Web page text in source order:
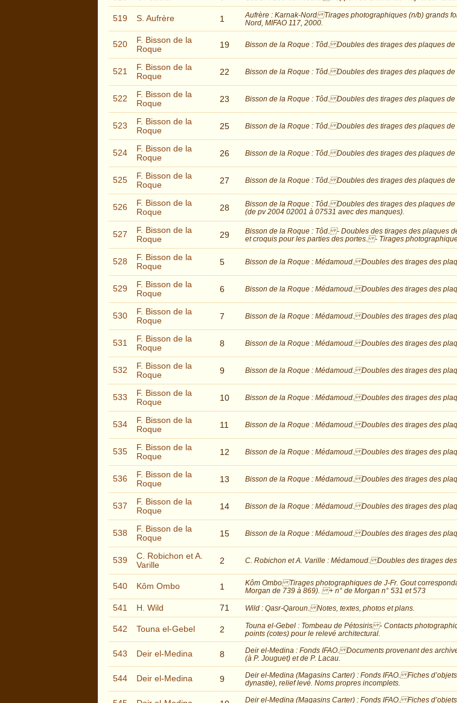
519 S. Aufrère 1
Aufrère : Karnak-Nord Tirages photographiques (n/b) grands
Nord, MIFAO 117, 2000.
520
F. Bisson de la
Roque
19 Bisson de la Roque : Tôd. Doubles des tirages des plaques de
521
F. Bisson de la
Roque
22 Bisson de la Roque : Tôd. Doubles des tirages des plaques de
522
F. Bisson de la
Roque
23 Bisson de la Roque : Tôd. Doubles des tirages des plaques de
523
F. Bisson de la
Roque
25 Bisson de la Roque : Tôd. Doubles des tirages des plaques de
524
F. Bisson de la
Roque
26 Bisson de la Roque : Tôd. Doubles des tirages des plaques de
525
F. Bisson de la
Roque
27 Bisson de la Roque : Tôd. Doubles des tirages des plaques
526
F. Bisson de la
Roque
28
Bisson de la Roque : Tôd. Doubles des tirages des plaques
(de pv 2004 02001 à 07531 avec des manques).
527
F. Bisson de la
Roque
29
Bisson de la Roque : Tôd. - Doubles des tirages des plaques
et croquis pour les parties des portes. - Tirages
528
F. Bisson de la
Roque
5 Bisson de la Roque : Médamoud. Doubles des tirages des
529
F. Bisson de la
Roque
6 Bisson de la Roque : Médamoud. Doubles des tirages des
530
F. Bisson de la
Roque
7 Bisson de la Roque : Médamoud. Doubles des tirages des
531
F. Bisson de la
Roque
8 Bisson de la Roque : Médamoud. Doubles des tirages des
532
F. Bisson de la
Roque
9 Bisson de la Roque : Médamoud. Doubles des tirages des
533
F. Bisson de la
Roque
10 Bisson de la Roque : Médamoud. Doubles des tirages des
534
F. Bisson de la
Roque
11 Bisson de la Roque : Médamoud. Doubles des tirages des
535
F. Bisson de la
Roque
12 Bisson de la Roque : Médamoud. Doubles des tirages des
536
F. Bisson de la
Roque
13 Bisson de la Roque : Médamoud. Doubles des tirages des
537
F. Bisson de la
Roque
14 Bisson de la Roque : Médamoud. Doubles des tirages des
538
F. Bisson de la
Roque
15 Bisson de la Roque : Médamoud. Doubles des tirages des
539
C. Robichon et A.
Varille
2 C. Robichon et A. Varille : Médamoud. Doubles des tirages
540 Kôm Ombo 1
Kôm Ombo Tirages photographiques de J-Fr. Gout
Morgan de 739 à 869). + n° de Morgan n° 531 et 573
541 H. Wild 71 Wild : Qasr-Qaroun. Notes, textes, photos et plans.
542 Touna el-Gebel 2
Touna el-Gebel : Tombeau de Pétosiris - Contacts
points (cotes) pour le relevé architectural.
543 Deir el-Medina 8
Deir el-Medina : Fonds IFAO. Documents provenant des
(à P. Jouguet) et de P. Lacau.
544 Deir el-Medina 9
Deir el-Medina (Magasins Carter) : Fonds IFAO. Fiches
dynastie), relief levé. Noms propres incomplets.
Deir el-Medina (Magasins Carter) : Fonds IFAO. Fiches